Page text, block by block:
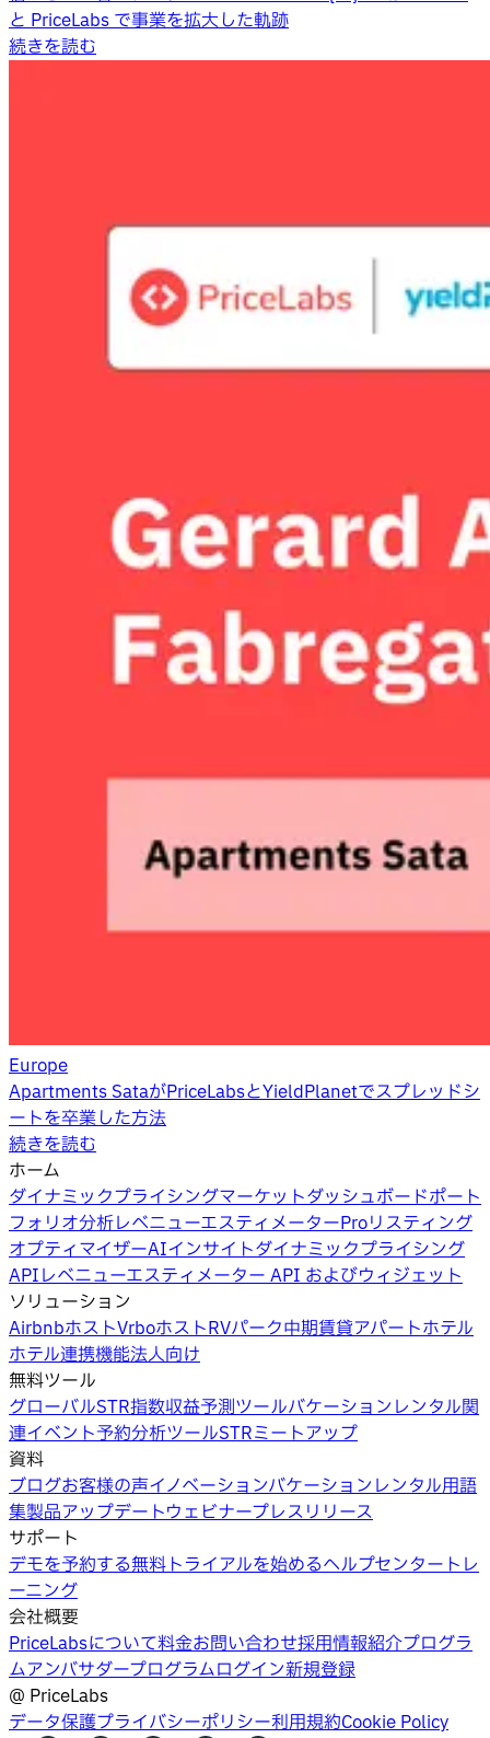
と PriceLabs で事業を拡大した軌跡
続きを読む
Europe
Apartments SataがPriceLabsとYieldPlanetでスプレッドシ
ートを卒業した方法
続きを読む
ホーム
ダイナミックプライシングマーケットダッシュボードポート
フォリオ分析レベニューエスティメーターProリスティング
オプティマイザーAIインサイトダイナミックプライシング
APIレベニューエスティメーター API およびウィジェット
ソリューション
AirbnbホストVrboホストRVパーク中期賃貸アパートホテル
ホテル連携機能法人向け
無料ツール
グローバルSTR指数収益予測ツールバケーションレンタル関
連イベント予約分析ツールSTRミートアップ
資料
ブログお客様の声イノベーションバケーションレンタル用語
集製品アップデートウェビナープレスリリース
サポート
デモを予約する無料トライアルを始めるヘルプセンタートレ
ーニング
会社概要
PriceLabsについて料金お問い合わせ採用情報紹介プログラ
ムアンバサダープログラムログイン新規登録
@ PriceLabs
データ保護プライバシーポリシー利用規約Cookie Policy